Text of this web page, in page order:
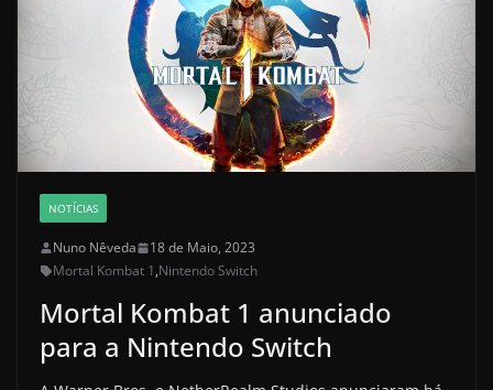
NOTÍCIAS
Nuno Nêveda
18 de Maio, 2023
Mortal Kombat 1,Nintendo Switch
Mortal Kombat 1 anunciado
para a Nintendo Switch